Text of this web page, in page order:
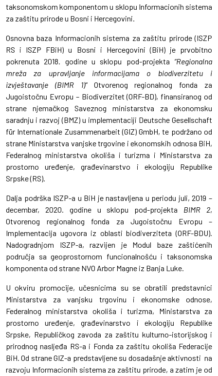
taksonomskom komponentom u sklopu Informacionih sistema
za zaštitu prirode u Bosni i Hercegovini.
Osnovna baza Informacionih sistema za zaštitu prirode (ISZP
RS i ISZP FBiH) u Bosni i Hercegovini (BiH) je prvobitno
pokrenuta 2018. godine u sklopu pod-projekta “Regionalna
mreža za upravljanje informacijama o biodiverzitetu i
izvještavanje (BIMR 1)“Otvorenog regionalnog fonda za
Jugoistočnu Evropu – Biodiverzitet (ORF-BD), finansiranog od
strane njemačkog Saveznog ministarstva za ekonomsku
saradnju i razvoj (BMZ) u implementaciji Deutsche Gesellschaft
für Internationale Zusammenarbeit (GIZ) GmbH, te podržano od
strane Ministarstva vanjske trgovine i ekonomskih odnosa BiH,
Federalnog ministarstva okoliša i turizma i Ministarstva za
prostorno uređenje, građevinarstvo i ekologiju Republike
Srpske (RS).
Dalja podrška ISZP-a u BiH je nastavljena u periodu juli, 2019 –
decembar, 2020. godine u sklopu pod-projekta BIMR 2,
Otvorenog regionalnog fonda za Jugoistočnu Evropu –
Implementacija ugovora iz oblasti biodiverziteta (ORF-BDU).
Nadogradnjom ISZP-a, razvijen je Modul baze zaštićenih
područja sa geoprostornom funcionalnošću i taksonomska
komponenta od strane NVO Arbor Magne iz Banja Luke.
U okviru promocije, učesnicima su se obratili predstavnici
Ministarstva za vanjsku trgovinu i ekonomske odnose,
Federalnog ministarstva okoliša i turizma, Ministarstva za
prostorno uređenje, građevinarstvo i ekologiju Republike
Srpske, Republičkog zavoda za zaštitu kulturno-istorijskog i
prirodnog nasljeđa RS-a i Fonda za zaštitu okoliša Federacije
BiH. Od strane GIZ-a predstavljene su dosadašnje aktivnosti na
razvoju Informacionih sistema za zaštitu prirode, a zatim je od